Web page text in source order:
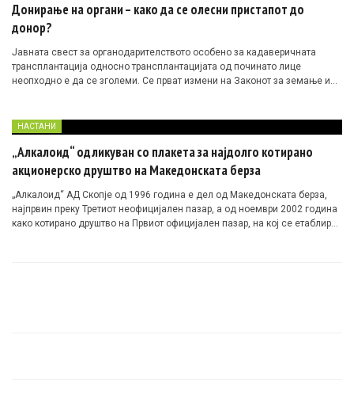
Донирање на органи – како да се олесни пристапот до
донор?
Јавната свест за органодарителството особено за кадаверичната
трансплантација односно трансплантацијата од починато лице
неопходно е да се зголеми. Се прват измени на Законот за земање и
да донираат и подалечни роднини. Се очекува до крајот на април тие
да бидат изгласани во Собранието.
НАСТАНИ
„Алкалоид“ одликуван со плакета за најдолго котирано
акционерско друштво на Македонската берза
„Алкалоид“ АД Скопје од 1996 година е дел од Македонската берза,
најпрвин преку Третиот неофицијален пазар, а од ноември 2002 година
како котирано друштво на Првиот официјален пазар, на кој се етаблира